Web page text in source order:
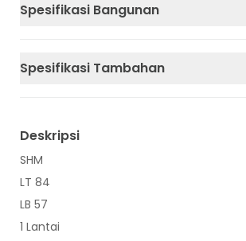
Spesifikasi Bangunan
Spesifikasi Tambahan
Deskripsi
SHM
LT 84
LB 57
1 Lantai